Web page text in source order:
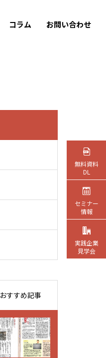
コラム お問い合わせ
おすすめ記事
無料資料
DL
セミナー
情報
実践企業
見学会